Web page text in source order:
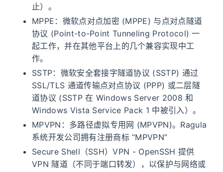
止）。
MPPE：微软点对点加密 (MPPE) 与点对点隧道
协议 (Point-to-Point Tunneling Protocol) 一
起工作，并在其他平台上的几个兼容实现中工
作。
SSTP：微软安全套接字隧道协议 (SSTP) 通过
SSL/TLS 通道传输点对点协议 (PPP) 或二层隧
道协议 (SSTP 在 Windows Server 2008 和
Windows Vista Service Pack 1 中被引入）。
MPVPN：多路径虚拟专用网 (MPVPN)。Ragula
系统开发公司拥有注册商标 “MPVPN”
Secure Shell（SSH）VPN - OpenSSH 提供
VPN 隧道（不同于端口转发），以保护与网络或